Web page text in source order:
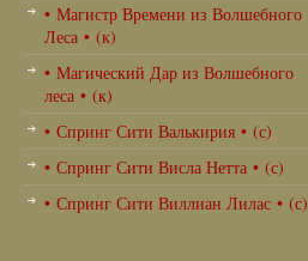
• Магистр Времени из Волшебного
Леса • (к)
• Магический Дар из Волшебного
леса • (к)
• Спринг Сити Валькирия • (с)
• Спринг Сити Висла Нетта • (с)
• Спринг Сити Виллиан Лилас • (с)